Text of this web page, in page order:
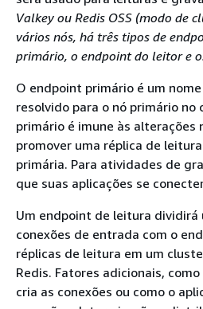
Valkey ou Redis OSS (modo de
vários nós, há três tipos de
primário, o endpoint do leitore
O endpoint primário é um
resolvido para o nó primário no
primário é imune às alterações
promover uma réplica de
primária. Para atividades de
que suas aplicações se
Um endpoint de leitura
conexões de entrada com o
réplicas de leitura em um
Redis. Fatores adicionais,
cria as conexões ou como o